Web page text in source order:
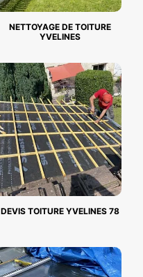
NETTOYAGE DE TOITURE
YVELINES
DEVIS TOITURE YVELINES 78